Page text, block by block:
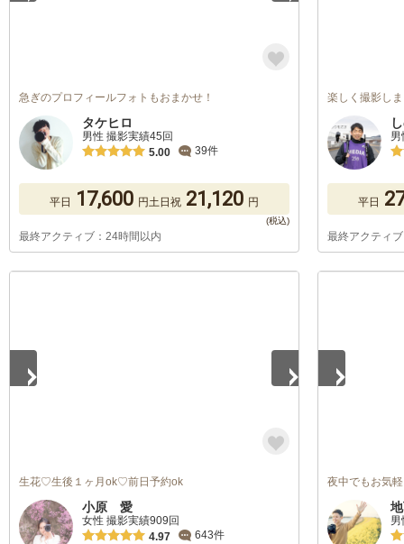
急ぎのプロフィールフォトもおまかせ！
タケヒロ
男性 撮影実績45回
5.00
39件
平日 17,600 円土日祝 21,120 円
最終アクティブ：24時間以内
楽しく撮影し
平日
最終アクティ
生花♡生後１ヶ月ok♡前日予約ok
小原 愛
女性 撮影実績909回
4.97
643件
夜中でもお気